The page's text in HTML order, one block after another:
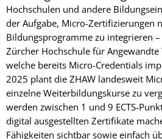
Hochschulen und andere
der Aufgabe, Micro-Zertifizierungen
Bildungsprogramme zu integrieren
Zürcher Hochschule für Angewandte
welche bereits Micro-Credentials
2025 plant die ZHAW landesweit
einzelne Weiterbildungskurse zu
werden zwischen 1 und 9 ECTS-
digital ausgestellten Zertifikate
Fähigkeiten sichtbar sowie einfach